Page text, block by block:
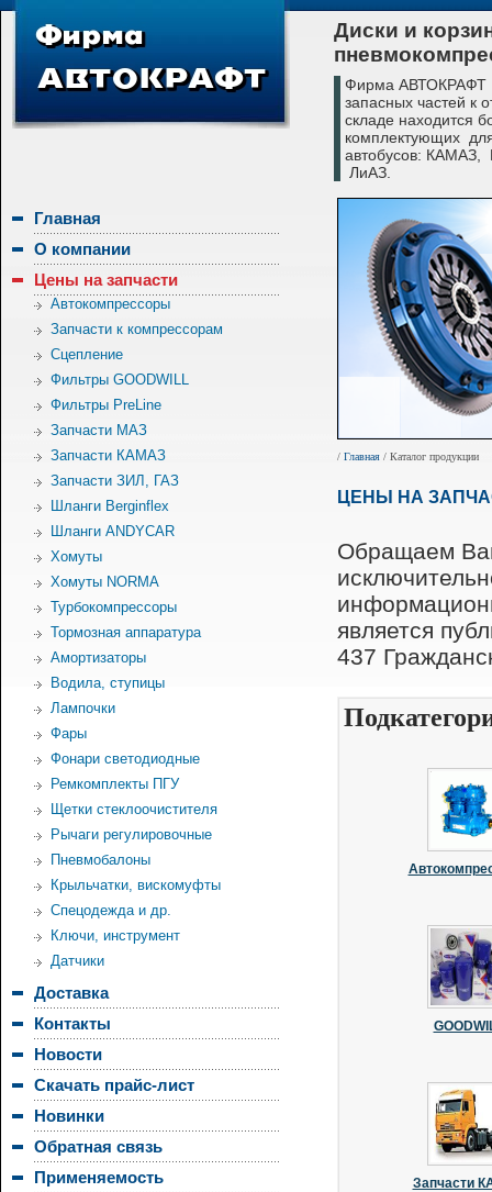
Диски и
Фирма АВТОКРАФТ
запасных частей к
складе находится
комплектующих
автобусов:
ЛиАЗ.
Главная
О компании
Цены на запчасти
Автокомпрессоры
Запчасти к компрессорам
Сцепление
Фильтры GOODWILL
Фильтры PreLine
Запчасти МАЗ
Запчасти КАМАЗ
Запчасти ЗИЛ, ГАЗ
Шланги Berginflex
Шланги ANDYCAR
Хомуты
Хомуты NORMA
Турбокомпрессоры
Тормозная аппаратура
Амортизаторы
Водила, ступицы
Лампочки
Фары
Фонари светодиодные
Ремкомплекты ПГУ
Щетки стеклоочистителя
Рычаги регулировочные
Пневмобалоны
Крыльчатки, вискомуфты
Спецодежда и др.
Ключи, инструмент
Датчики
Доставка
Контакты
Новости
Скачать прайс-лист
Новинки
Обратная связь
Применяемость
/ Главная / Каталог продукции
ЦЕНЫ НА
Обращаем
является
437
Запчасти